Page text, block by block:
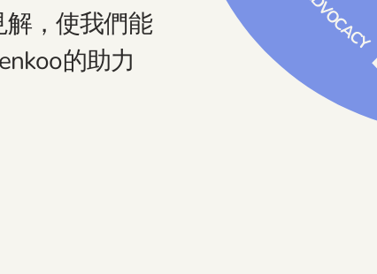
，使我們能
的助力